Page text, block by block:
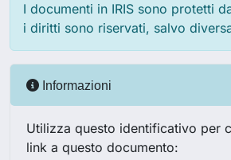
I documenti in IRIS sono protetti
i diritti sono riservati, salvo
Informazioni
Utilizza questo identificativo per
link a questo documento: